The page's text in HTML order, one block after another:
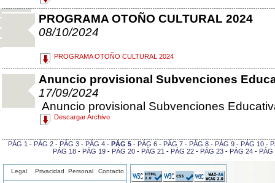
PROGRAMA OTOÑO CULTURAL 2024
08/10/2024
PROGRAMA OTOÑO CULTURAL 2024
Anuncio provisional Subvenciones
17/09/2024
Anuncio provisional Subvenciones
Descargar Archivo
PÁG 1 - PÁG 2 - PÁG 3 - PÁG 4 - PÁG 5 - PÁG 6 - PÁG 7 - PÁG 8 - PÁG 9 - PÁG 10 -
PÁG 18- PÁG 19- PÁG 20- PÁG 21 - PÁG 22- PÁG 23- PÁG 24- PÁG
Legal Privacidad Personal Contacto